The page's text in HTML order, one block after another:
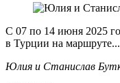
С 07 по 14 июня 2025
в Турции на маршруте...
Юлия и Станислав